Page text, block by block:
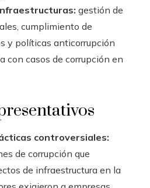
gestión de
cumplimiento de
y políticas anticorrupción
con casos de corrupción en
controversiales:
de corrupción que
de infraestructura en la